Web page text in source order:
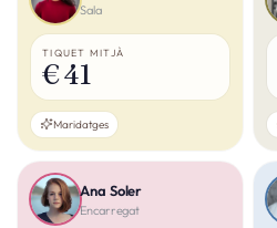
Sala
TIQUET MITJÀ
€ 41
Maridatges
Ana Soler
Encarregat